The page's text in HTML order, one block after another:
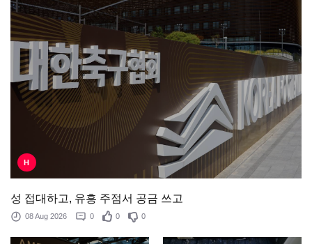
H
성 접대하고, 유흥 주점서 공금 쓰고
08 Aug 2026 0 0 0